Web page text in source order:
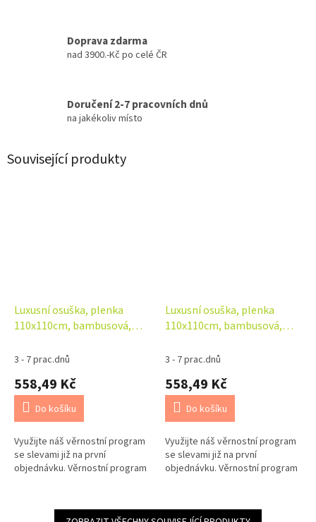
Doprava zdarma
nad 3900.-Kč po celé ČR
Doručení 2-7 pracovních dnů
na jakékoliv místo
Související produkty
Luxusní osuška, plenka
110x110cm, bambusová,
3 - 7 prac.dnů
558,49 Kč
Do košíku
Využijte náš věrnostní program
se slevami již na první
objednávku. Věrnostní program
Luxusní osuška, plenka
110x110cm, bambusová,
3 - 7 prac.dnů
558,49 Kč
Do košíku
Využijte náš věrnostní program
se slevami již na první
objednávku. Věrnostní program